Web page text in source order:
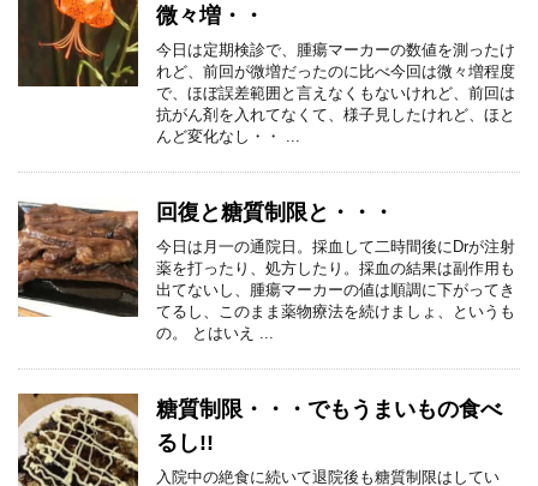
微々増・・
今日は定期検診で、腫瘍マーカーの数値を測ったけ
れど、前回が微増だったのに比べ今回は微々増程度
で、ほぼ誤差範囲と言えなくもないけれど、前回は
抗がん剤を入れてなくて、様子見したけれど、ほと
んど変化なし・・ ...
回復と糖質制限と・・・
今日は月一の通院日。採血して二時間後にDrが注射
薬を打ったり、処方したり。採血の結果は副作用も
出てないし、腫瘍マーカーの値は順調に下がってき
てるし、このまま薬物療法を続けましょ、というも
の。 とはいえ ...
糖質制限・・・でもうまいもの食べ
るし!!
入院中の絶食に続いて退院後も糖質制限はしてい